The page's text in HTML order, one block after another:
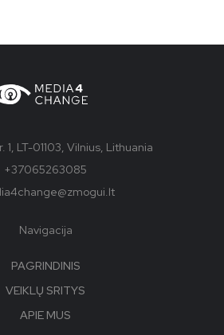
1, LT-01103, Vilnius, Lithuania
+37065263085
Navigacija
PAGRINDINIS
VEIKLŲ SRITYS
APIE MUS